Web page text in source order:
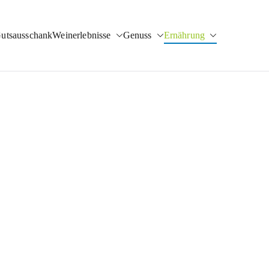
Weinerlebnisse Genuss Ernährung